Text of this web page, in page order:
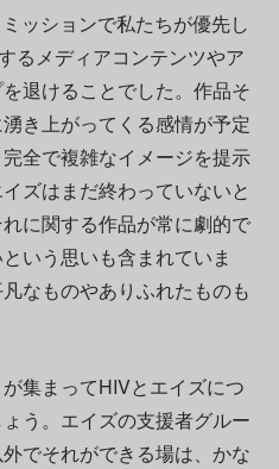
ッションで私たちが優先し
るメディアコンテンツやア
退けることでした。作品そ
き上がってくる感情が予定
全で複雑なイメージを提示
ズはまだ終わっていないと
に関する作品が常に劇的で
いう思いも含まれていま
なものやありふれたものも
集まってHIVとエイズにつ
う。エイズの支援者グルー
でそれができる場は、かな